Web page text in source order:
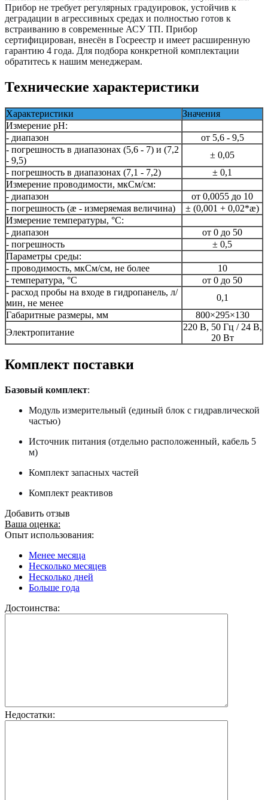
Прибор не требует регулярных градуировок, устойчив к
деградации в агрессивных средах и полностью готов к
встраиванию в современные АСУ ТП. Прибор
сертифицирован, внесён в Госреестр и имеет расширенную
гарантию 4 года. Для подбора конкретной комплектации
обратитесь к нашим менеджерам.
Технические характеристики
Характеристики
Значения
Измерение pH:
- диапазон
от 5,6 - 9,5
- погрешность в диапазонах (5,6 - 7) и (7,2
- 9,5)
± 0,05
- погрешность в диапазонах (7,1 - 7,2)
± 0,1
Измерение проводимости, мкСм/см:
- диапазон
от 0,0055 до 10
- погрешность (æ - измеряемая величина)
± (0,001 + 0,02*æ)
Измерение температуры, °C:
- диапазон
от 0 до 50
- погрешность
± 0,5
Параметры среды:
- проводимость, мкСм/см, не более
10
- температура, °C
от 0 до 50
- расход пробы на входе в гидропанель, л/
мин, не менее
0,1
Габаритные размеры, мм
800×295×130
Электропитание
220 В, 50 Гц / 24 В,
20 Вт
Комплект поставки
Базовый комплект:
Модуль измерительный (единый блок с гидравлической
частью)
Источник питания (отдельно расположенный, кабель 5
м)
Комплект запасных частей
Комплект реактивов
Добавить отзыв
Ваша оценка:
Опыт использования:
Менее месяца
Несколько месяцев
Несколько дней
Больше года
Достоинства:
Недостатки: